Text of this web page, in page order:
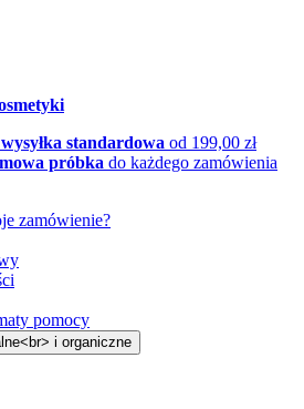
standardowa od 199,00 zł
próbka do każdego zamówienia
zamówienie?
pomocy